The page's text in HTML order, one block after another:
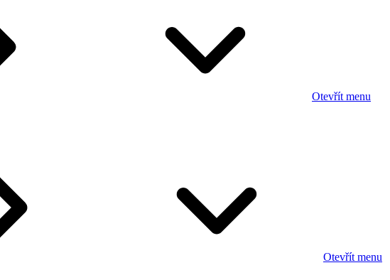
Otevřít menu
Otevřít menu